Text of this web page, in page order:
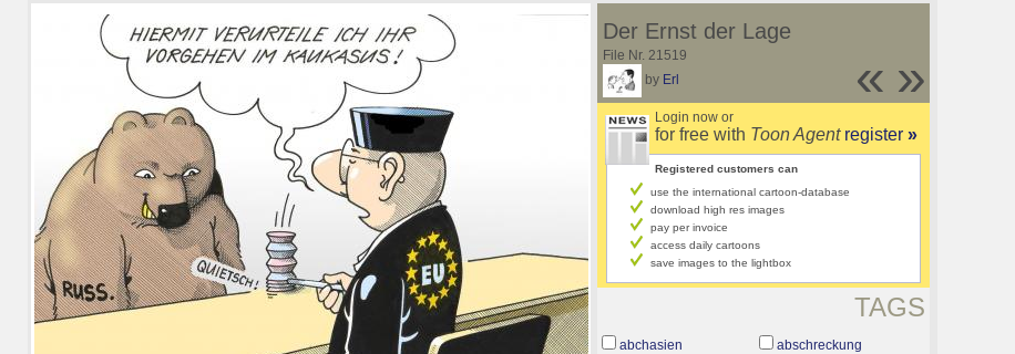
»
«
Der Ernst der Lage
File Nr. 21519
by Erl
Login now or
for free with Toon Agent register »
Registered customers can
use the international cartoon-database
download high res images
pay per invoice
access daily cartoons
save images to the lightbox
TAGS
abchasien
abschreckung